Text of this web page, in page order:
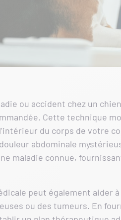
ou accident chez un
Cette technique
du corps de votre
abdominale
maladie connue,
peut également aider
ou des tumeurs. En